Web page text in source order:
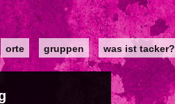
orte gruppen was ist tacker?